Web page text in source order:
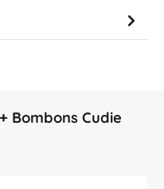
Bombons Cudie